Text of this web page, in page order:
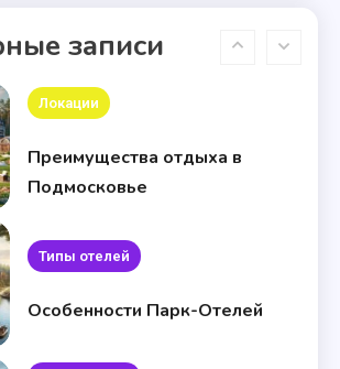
записи
загородный отель в России: на
Локации
Преимущества отдыха в
Подмосковье
Типы отелей
Особенности Парк-Отелей